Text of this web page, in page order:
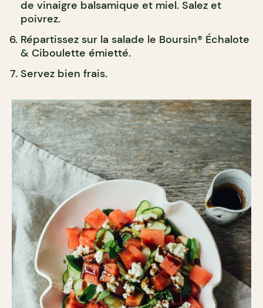
de vinaigre balsamique et miel. Salez et
poivrez.
Répartissez sur la salade le Boursin® Échalote
& Ciboulette émietté.
Servez bien frais.